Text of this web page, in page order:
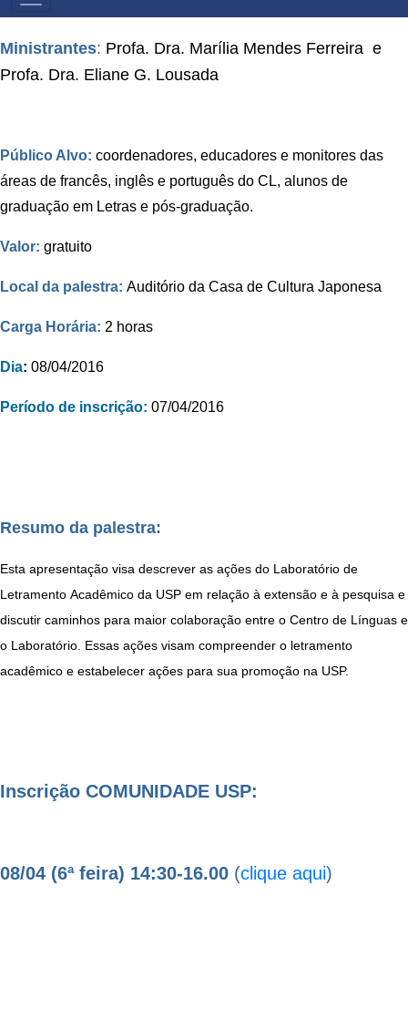
PRIMÁRIO
Ministrantes: Profa. Dra. Marília Mendes Ferreira e
Profa. Dra. Eliane G. Lousada
Público Alvo: coordenadores, educadores e monitores das
áreas de francês, inglês e português do CL, alunos de
graduação em Letras e pós-graduação.
Valor: gratuito
Local da palestra: Auditório da Casa de Cultura Japonesa
Carga Horária: 2 horas
Dia: 08/04/2016
Período de inscrição: 07/04/2016
Resumo da palestra:
Esta apresentação visa descrever as ações do Laboratório de
Letramento Acadêmico da USP em relação à extensão e à pesquisa e
discutir caminhos para maior colaboração entre o Centro de Línguas e
o Laboratório. Essas ações visam compreender o letramento
acadêmico e estabelecer ações para sua promoção na USP.
Inscrição COMUNIDADE USP:
08/04 (6ª feira) 14:30-16.00 (clique aqui)